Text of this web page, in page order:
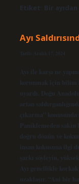
Etiket: Bir ayıdan
Ayı
Tarih: Aralık 17, 2024
Ayı ile karşı ne
korunmak için bilim
uyardı. Doğu
artan
çıkarma”
Paniklemeden sakin
doğru dönün ve
insan kokusuna ilgi
şarkı söyleyin,
Ayı genellikle
uzaklaşır. “Ani bir